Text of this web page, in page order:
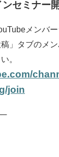
セミナー
メンバ
」タブのメ
。
join